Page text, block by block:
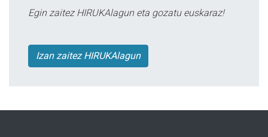
Egin zaitez HIRUKAlagun eta gozatu euskaraz!
Izan zaitez HIRUKAlagun